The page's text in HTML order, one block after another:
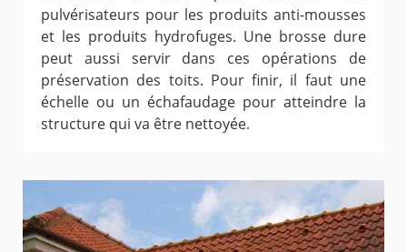
pulvérisateurs pour les produits anti-mousses
et les produits hydrofuges. Une brosse dure
peut aussi servir dans ces opérations de
préservation des toits. Pour finir, il faut une
échelle ou un échafaudage pour atteindre la
structure qui va être nettoyée.